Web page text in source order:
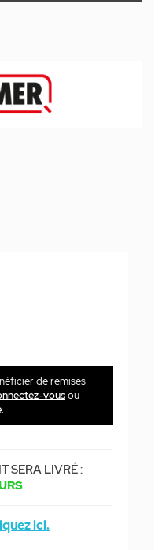
de remises
vousou
.
SERA LIVRÉ :
ici.